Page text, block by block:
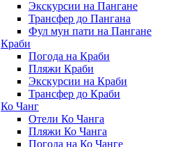
Экскурсии на Пангане
Трансфер до Пангана
Фул мун пати на Пангане
Краби
Погода на Краби
Пляжи Краби
Экскурсии на Краби
Трансфер до Краби
Ко Чанг
Отели Ко Чанга
Пляжи Ко Чанга
Погода на Ко Чанге